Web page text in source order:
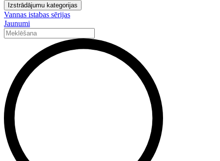
Izstrādājumu kategorijas
Vannas istabas sērijas
Jaunumi